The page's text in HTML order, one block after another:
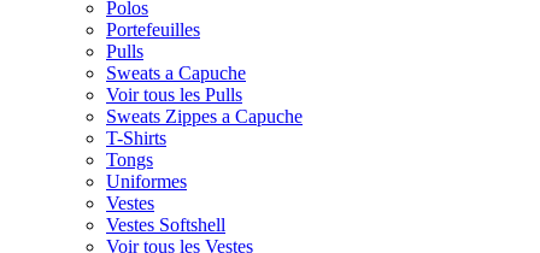
Polos
Portefeuilles
Pulls
Sweats a Capuche
Voir tous les Pulls
Sweats Zippes a Capuche
T-Shirts
Tongs
Uniformes
Vestes
Vestes Softshell
Voir tous les Vestes